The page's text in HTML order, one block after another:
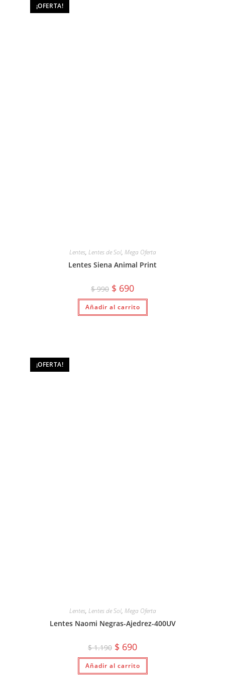
¡OFERTA!
Lentes, Lentes de Sol, Mega Oferta
Lentes Siena Animal Print
$990 El
precio
original
era:
$ 990.
$ 690El
actual
es:
$ 690.
Añadir al carrito
¡OFERTA!
Lentes, Lentes de Sol, Mega Oferta
Lentes Naomi Negras-Ajedrez-400UV
$1.190 El
precio
original
era:
$ 1.190.
$ 690El
actual
es:
$ 690.
Añadir al carrito